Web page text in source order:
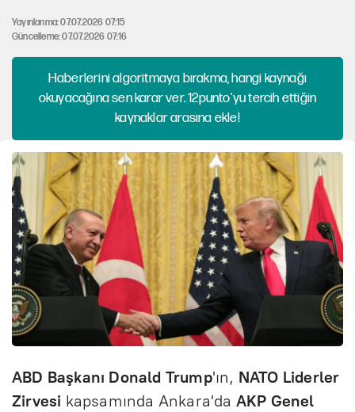
Yayınlanma: 07.07.2026 07:15
Güncelleme: 07.07.2026 07:16
Haberlerini algoritmaya bırakma, hangi kaynağı
okuyacağına sen karar ver. 12punto'yu tercih ettiğin
kaynaklar arasına ekle!
ABD Başkanı Donald Trump'ın, NATO Liderler
Zirvesi kapsamında Ankara'da AKP Genel